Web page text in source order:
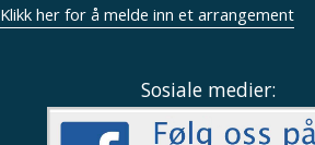
Klikk her for å melde inn et arrangement
Sosiale medier: